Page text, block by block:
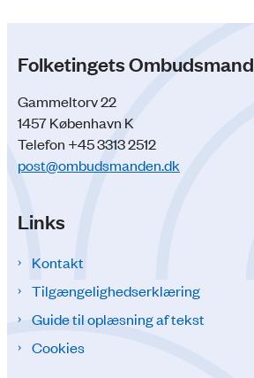
Folketingets Ombudsmand
Gammeltorv 22
1457 København K
Telefon +45 3313 2512
post@ombudsmanden.dk
Links
Kontakt
Tilgængelighedserklæring
Guide til oplæsning af tekst
Cookies